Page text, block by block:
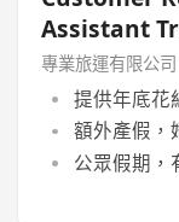
Assistant
專業旅運有限公司
提供年底花
額外產假，
公眾假期，